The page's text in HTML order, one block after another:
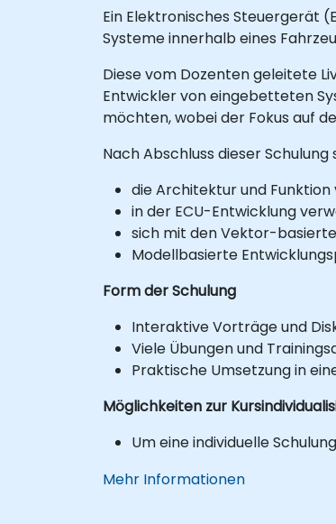
Ein Elektronisches Steuergerät
Systeme innerhalb eines
Diese vom Dozenten geleitete
Entwickler von eingebetteten
möchten, wobei der Fokus auf
Nach Abschluss dieser
die Architektur und Funktion
in der ECU-Entwicklung
sich mit den Vektor-
Modellbasierte
Form der Schulung
Interaktive Vorträge und
Viele Übungen und
Praktische Umsetzung in
Möglichkeiten zur
Um eine individuelle
Mehr Informationen